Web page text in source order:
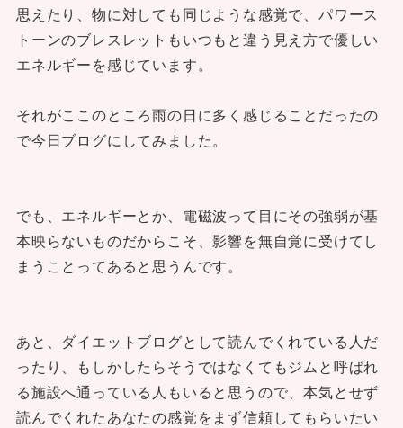
思えたり、物に対しても同じような感覚で、パワース
トーンのブレスレットもいつもと違う見え方で優しい
エネルギーを感じています。
それがここのところ雨の日に多く感じることだったの
で今日ブログにしてみました。
でも、エネルギーとか、電磁波って目にその強弱が基
本映らないものだからこそ、影響を無自覚に受けてし
まうことってあると思うんです。
あと、ダイエットブログとして読んでくれている人だ
ったり、もしかしたらそうではなくてもジムと呼ばれ
る施設へ通っている人もいると思うので、本気とせず
読んでくれたあなたの感覚をまず信頼してもらいたい